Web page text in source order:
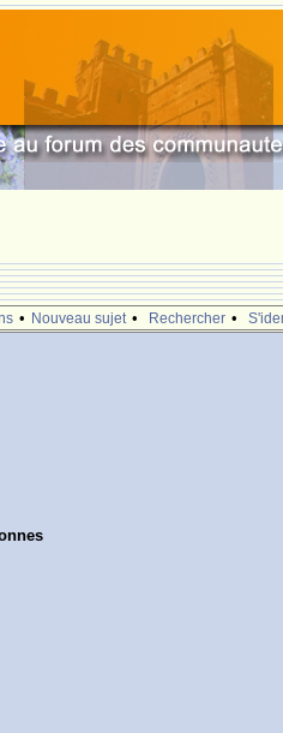
• Nouveau sujet • Rechercher •